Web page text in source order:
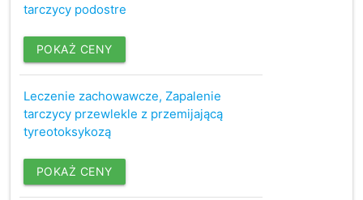
tarczycy podostre
POKAŻ CENY
Leczenie zachowawcze, Zapalenie
tarczycy przewlekle z przemijającą
tyreotoksykozą
POKAŻ CENY